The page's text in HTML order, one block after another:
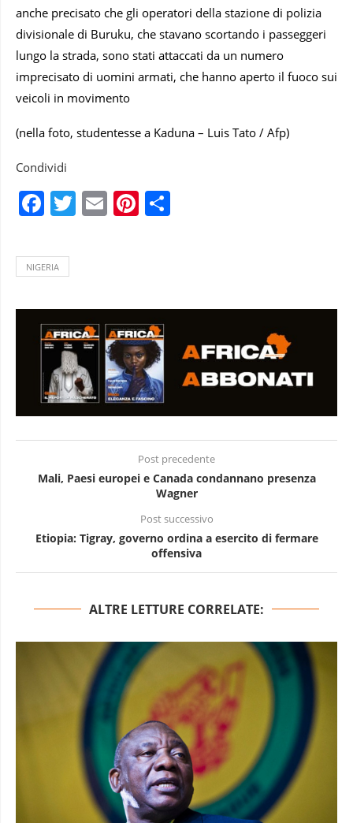
anche precisato che gli operatori della stazione di polizia
divisionale di Buruku, che stavano scortando i passeggeri
lungo la strada, sono stati attaccati da un numero
imprecisato di uomini armati, che hanno aperto il fuoco sui
veicoli in movimento
(nella foto, studentesse a Kaduna – Luis Tato / Afp)
Condividi
Facebook
Twitter
EmailPinterest
NIGERIA
Post precedente
Mali, Paesi europei e Canada condannano presenza
Wagner
Post successivo
Etiopia: Tigray, governo ordina a esercito di fermare
offensiva
ALTRE LETTURE CORRELATE: